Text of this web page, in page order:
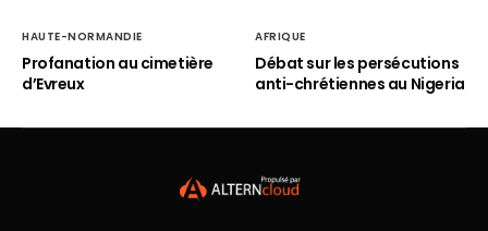
HAUTE-NORMANDIE
Profanation au cimetière
d’Evreux
AFRIQUE
Débat sur les persécutions
anti-chrétiennes au Nigeria